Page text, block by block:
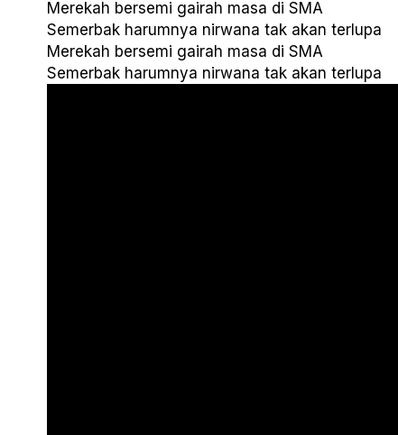
Merekah bersemi gairah masa di SMA
Semerbak harumnya nirwana tak akan terlupa
Merekah bersemi gairah masa di SMA
Semerbak harumnya nirwana tak akan terlupa